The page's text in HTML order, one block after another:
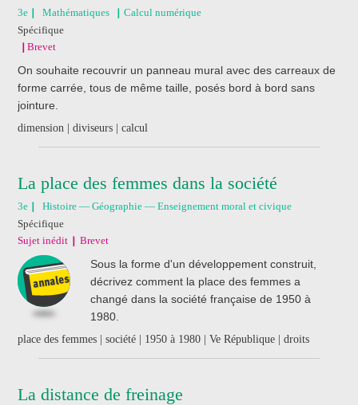
3e Mathématiques
Calcul numérique
Spécifique
Brevet
On souhaite recouvrir un panneau mural avec des carreaux de
forme carrée, tous de même taille, posés bord à bord sans
jointure.
dimension | diviseurs | calcul
La place des femmes dans la société
3e
Histoire — Géographie — Enseignement moral et civique
Spécifique
Sujet inédit
Brevet
Sous la forme d'un développement construit,
décrivez comment la place des femmes a
changé dans la société française de 1950 à
1980.
place des femmes | société | 1950 à 1980 | Ve République | droits
La distance de freinage